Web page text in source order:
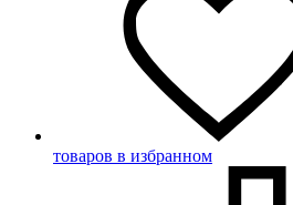
товаров в избранном